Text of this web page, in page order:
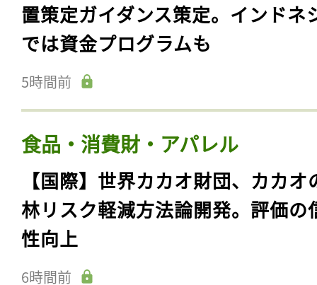
置策定ガイダンス策定。インドネ
では資金プログラムも
5時間前
食品・消費財・アパレル
【国際】世界カカオ財団、カカオ
林リスク軽減方法論開発。評価の
性向上
6時間前